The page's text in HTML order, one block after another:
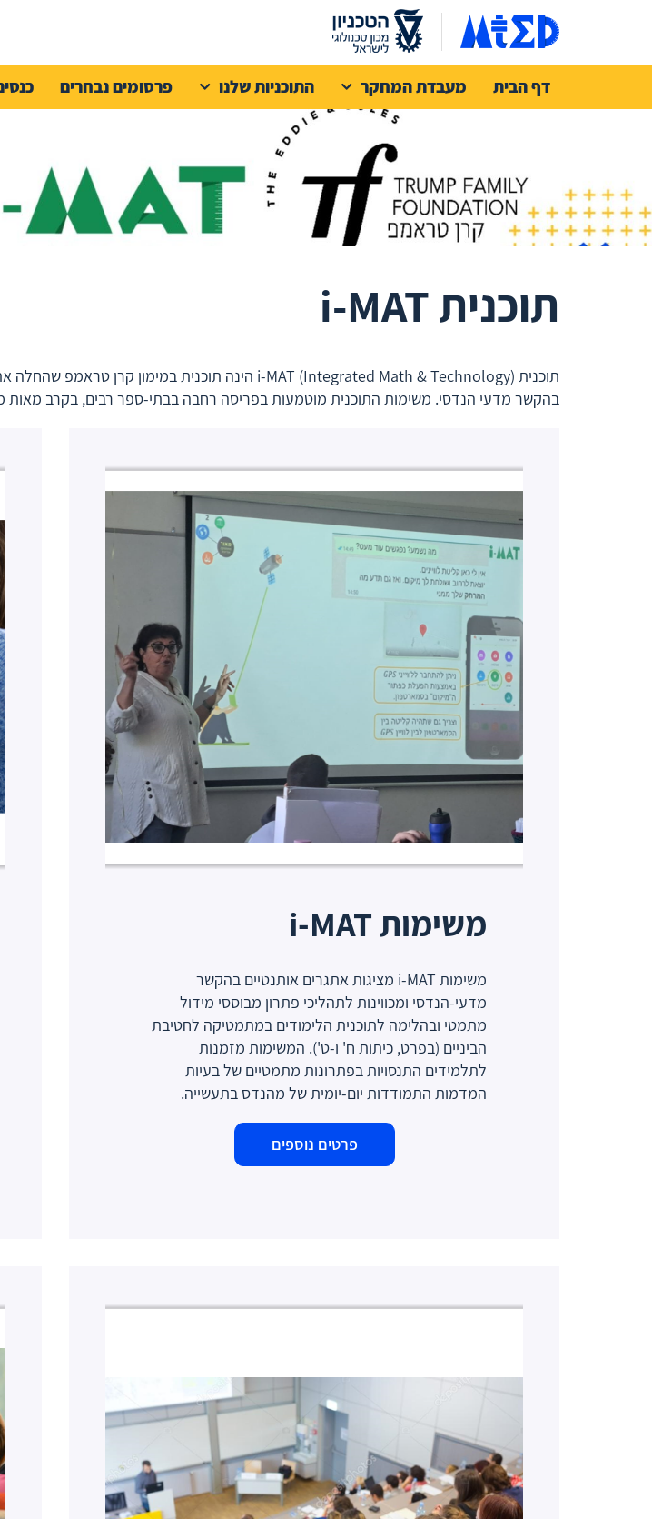
דף הבית מעבדת המחקר התוכניות שלנו פרסומים נבחרים
תוכנית i-MAT
בהקשר מדעי הנדסי. משימות התוכנית מוטמעות בפריסה רחבה בבתי-ספר רבים, בקרב מאות
משימות i-MAT
משימות i-MAT מציגות אתגרים אותנטיים בהקשר
מדעי-הנדסי ומכווינות לתהליכי פתרון מבוססי מידול
מתמטי ובהלימה לתוכנית הלימודים במתמטיקה לחטיבת
הביניים (בפרט, כיתות ח' ו-ט'). המשימות מזמנות
לתלמידים התנסויות בפתרונות מתמטיים של בעיות
המדמות התמודדות יום-יומית של מהנדס בתעשייה.
פרטים נוספים